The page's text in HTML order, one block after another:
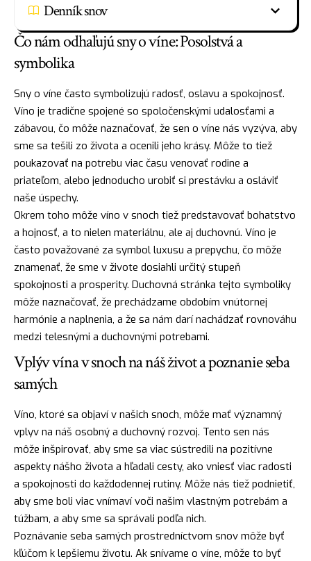
Denník snov
Čo nám odhaľujú sny o víne: Posolstvá a
symbolika
Sny o víne často symbolizujú radosť, oslavu a spokojnosť.
Víno je tradične spojené so spoločenskými udalosťami a
zábavou, čo môže naznačovať, že sen o víne nás vyzýva, aby
sme sa tešili zo života a ocenili jeho krásy. Môže to tiež
poukazovať na potrebu viac času venovať rodine a
priateľom, alebo jednoducho urobiť si prestávku a osláviť
naše úspechy.
Okrem toho môže víno v snoch tiež predstavovať bohatstvo
a hojnosť, a to nielen materiálnu, ale aj duchovnú. Víno je
často považované za symbol luxusu a prepychu, čo môže
znamenať, že sme v živote dosiahli určitý stupeň
spokojnosti a prosperity. Duchovná stránka tejto symboliky
môže naznačovať, že prechádzame obdobím vnútornej
harmónie a naplnenia, a že sa nám darí nachádzať rovnováhu
medzi telesnými a duchovnými potrebami.
Vplýv vína v snoch na náš život a poznanie seba
samých
Víno, ktoré sa objaví v našich snoch, môže mať významný
vplyv na náš osobný a duchovný rozvoj. Tento sen nás
môže inšpirovať, aby sme sa viac sústredili na pozitívne
aspekty nášho života a hľadali cesty, ako vniesť viac radosti
a spokojnosti do každodennej rutiny. Môže nás tiež podnietiť,
aby sme boli viac vnímaví voči našim vlastným potrebám a
túžbam, a aby sme sa správali podľa nich.
Poznávanie seba samých prostredníctvom snov môže byť
kľúčom k lepšiemu životu. Ak snívame o víne, môže to byť